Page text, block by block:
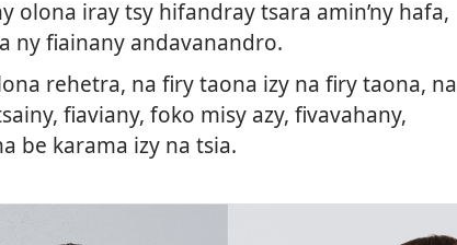
olona iray tsy hifandray tsara amin’ny hafa,
ny fiainany andavanandro.
rehetra, na firy taona izy na firy taona, na
fiaviany, foko misy azy, fivavahany,
be karama izy na tsia.